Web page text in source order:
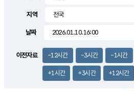
4.0m/s
지역
날짜
이전자료 -12시간 -3시간 -1시간
+1시간 +3시간 +12시간